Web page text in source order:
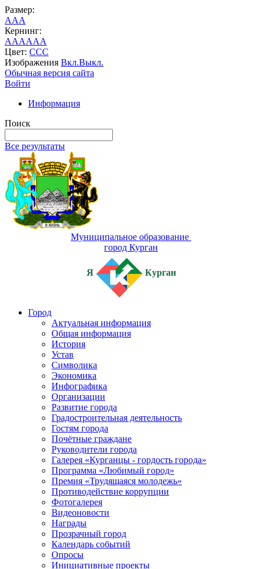
Размер:
AAA
Кернинг:
AAAAAA
Цвет: CCC
Изображения Вкл.Выкл.
Обычная версия сайта
Войти
Информация
Поиск
Все результаты
Муниципальное образование
город Курган
Я Курган
Город
Актуальная информация
Общая информация
История
Устав
Символика
Экономика
Инфографика
Организации
Развитие города
Градостроительная деятельность
Гостям города
Почётные граждане
Руководители города
Галерея «Курганцы - гордость города»
Программа «Любимый город»
Премия «Трудящаяся молодежь»
Противодействие коррупции
Фотогалерея
Видеоновости
Награды
Прозрачный город
Календарь событий
Опросы
Инициативные проекты